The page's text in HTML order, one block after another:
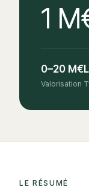
1
0–20 M€
Valorisation
LE RÉSUMÉ